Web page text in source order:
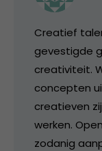
Creatief
gevestigde
creativiteit.
concepten
creatieven
werken.
zodanig